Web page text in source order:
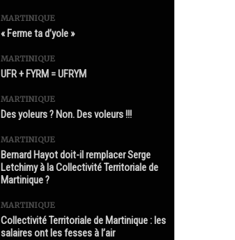
MARTINIQUE
« Ferme ta d’yole »
MARTINIQUE
UFR + FYRM = UFRYM
MARTINIQUE
Des yoleurs ? Non. Des voleurs !!!
MARTINIQUE
Bernard Hayot doit-il remplacer Serge
Letchimy à la Collectivité Territoriale de
Martinique ?
MARTINIQUE
Collectivité Territoriale de Martinique : les
salaires ont les fesses à l’air